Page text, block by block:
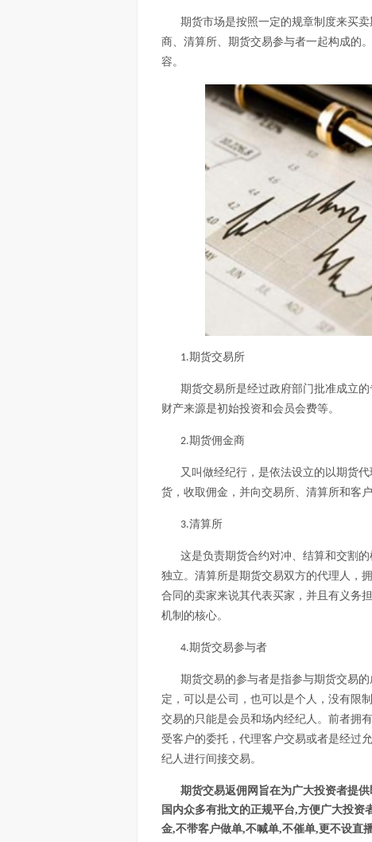
期货市场是按照一定的规章制度来买
商、清算所、期货交易参与者一起构成的
容。
1.期货交易所
期货交易所是经过政府部门批准成立
财产来源是初始投资和会员会费等。
2.期货佣金商
又叫做经纪行，是依法设立的以期货
货，收取佣金，并向交易所、清算所和客户
3.清算所
这是负责期货合约对冲、结算和交割
独立。清算所是期货交易双方的代理人，
合同的卖家来说其代表买家，并且有义务
机制的核心。
4.期货交易参与者
期货交易的参与者是指参与期货交易
定，可以是公司，也可以是个人，没有限
交易的只能是会员和场内经纪人。前者拥
受客户的委托，代理客户交易或者是经过
纪人进行间接交易。
期货交易返佣网旨在为广大投资者提
国内众多有批文的正规平台,方便广大投资
金,不带客户做单,不喊单,不催单,更不设直